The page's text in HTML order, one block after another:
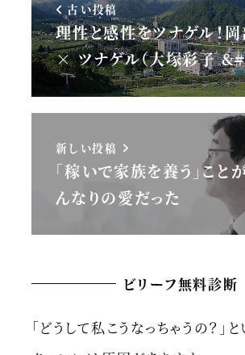
古い投稿
理性と感性をツナゲル！
× ツナゲル（大塚彩子
新しい投稿
「稼いで家族を養う」こと
んなりの愛だった
ビリーフ無料診断
「どうして私こうなっちゃうの？」